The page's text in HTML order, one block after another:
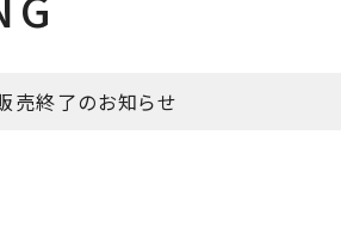
売終了のお知らせ